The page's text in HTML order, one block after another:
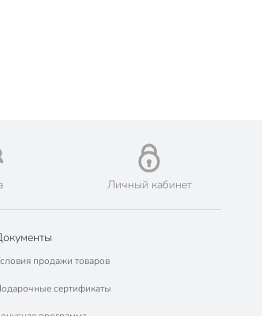
Личный кабинет
продажи товаров
сертификаты